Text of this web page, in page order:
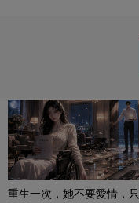
重生一次，她不要愛情，